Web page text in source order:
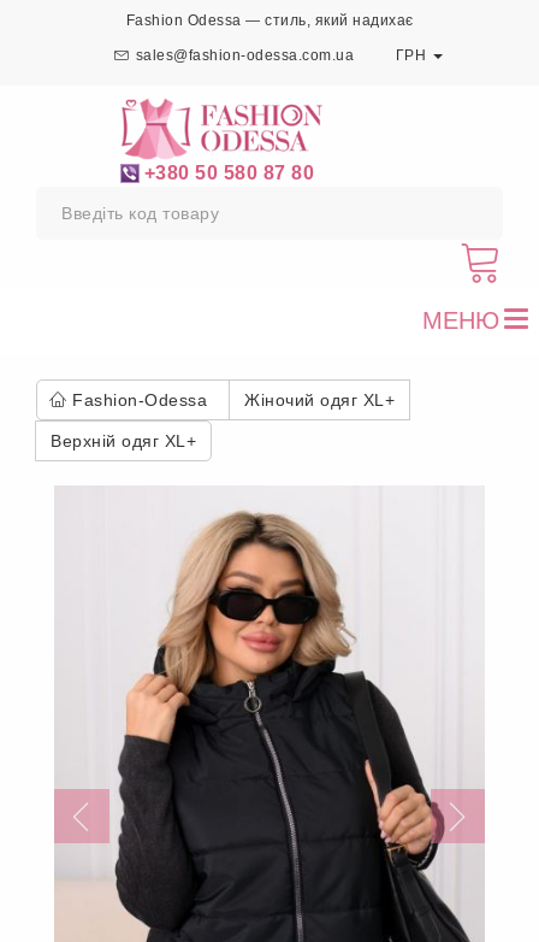
Fashion Odessa — стиль, який надихає
sales@fashion-odessa.com.ua ГРН
+380 50 580 87 80
МЕНЮ
Fashion-Odessa Жіночий одяг XL+
Верхній одяг XL+